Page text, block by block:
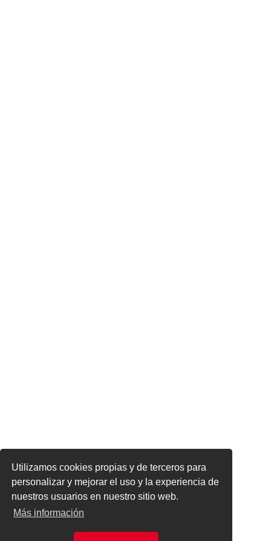
Utilizamos cookies propias y de terceros para
personalizar y mejorar el uso y la experiencia de
nuestros usuarios en nuestro sitio web.
Más información